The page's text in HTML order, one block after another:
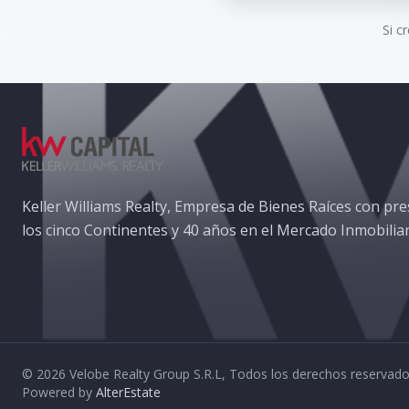
Si
Keller Williams Realty, Empresa de Bienes Raíces con
los cinco Continentes y 40 años en el Mercado
© 2026 Velobe Realty Group S.R.L, Todos los derechos
Powered by AlterEstate